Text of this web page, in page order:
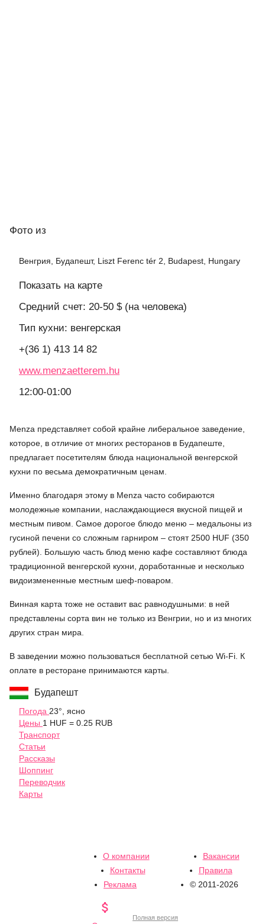
Фото из
Венгрия, Будапешт, Liszt Ferenc tér 2, Budapest, Hungary
Показать на карте
Средний счет: 20-50 $ (на человека)
Тип кухни: венгерская
+(36 1) 413 14 82
www.menzaetterem.hu
12:00-01:00
Menza представляет собой крайне либеральное заведение,
которое, в отличие от многих ресторанов в Будапеште,
предлагает посетителям блюда национальной венгерской
кухни по весьма демократичным ценам.
Именно благодаря этому в Menza часто собираются
молодежные компании, наслаждающиеся вкусной пищей и
местным пивом. Самое дорогое блюдо меню – медальоны из
гусиной печени со сложным гарниром – стоят 2500 HUF (350
рублей). Большую часть блюд меню кафе составляют блюда
традиционной венгерской кухни, доработанные и несколько
видоизмененные местным шеф-поваром.
Винная карта тоже не оставит вас равнодушными: в ней
представлены сорта вин не только из Венгрии, но и из многих
других стран мира.
В заведении можно пользоваться бесплатной сетью Wi-Fi. К
оплате в ресторане принимаются карты.
Будапешт
Погода 23°, ясно
Цены 1 HUF = 0.25 RUB
Транспорт
Статьи
Рассказы
Шоппинг
Переводчик
Карты
О компании
Вакансии
Контакты
Правила
Реклама
© 2011-2026

Полная версия